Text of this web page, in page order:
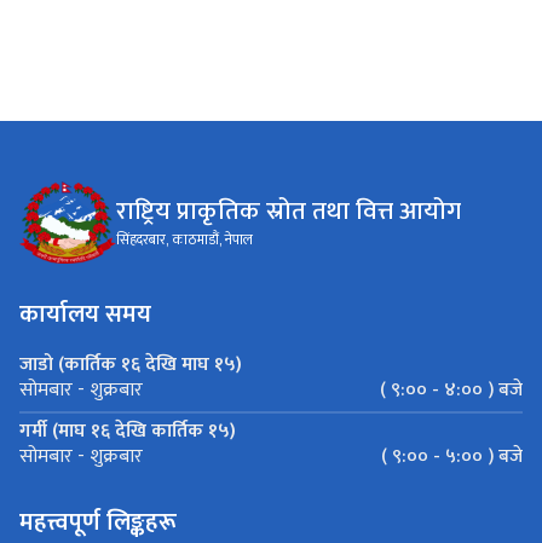
राष्ट्रिय प्राकृतिक स्रोत तथा वित्त आयोग
सिंहदरबार, काठमाडौं, नेपाल
कार्यालय समय
जाडो (कार्तिक १६ देखि माघ १५)
सोमबार - शुक्रबार
( ९:०० - ४:०० ) बजे
गर्मी (माघ १६ देखि कार्तिक १५)
सोमबार - शुक्रबार ( ९:०० - ५:०० ) बजे
महत्त्वपूर्ण लिङ्कहरू